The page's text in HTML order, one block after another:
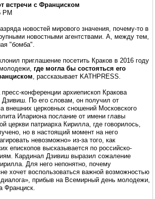
встречи с Франциском
PM
новостей мирового значения, почему-то в
новостными агентствами. А, между тем,
"бомба".
приглашение посетить Краков в 2016 году
где могла бы состояться его
, рассказывает KATHPRESS.
конференции архиепископ Кракова
Дзивиш. По его словам, он получил от
внешних церковных сношений Московского
Илариона послание от имени главы
церкви патриарха Кирилла, где говорилось,
но в настоящий момент на него
невозможно» из-за того, как
епископов высказывается по российско-
Кардинал Дзивиш выразил сожаление
Для него непонятно, почему
хочет воспользоваться важной возможностью
диалога», прибыв на Всемирный день молодежи,
Франциск.